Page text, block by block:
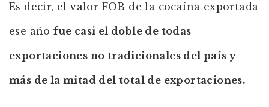
Es decir, el valor FOB de la cocaína exportada
ese añofue casi el doble de todas
exportaciones no tradicionales del país y
más de la mitad del total de exportaciones.